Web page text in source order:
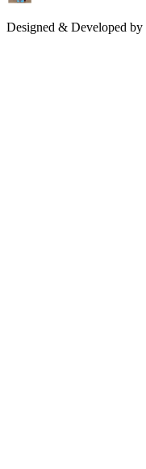
Designed & Developed by